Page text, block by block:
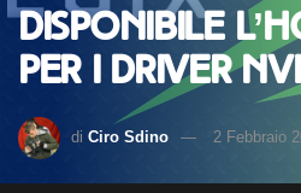
Disponibile
per i driver
di Ciro Sdino 2 Febbraio